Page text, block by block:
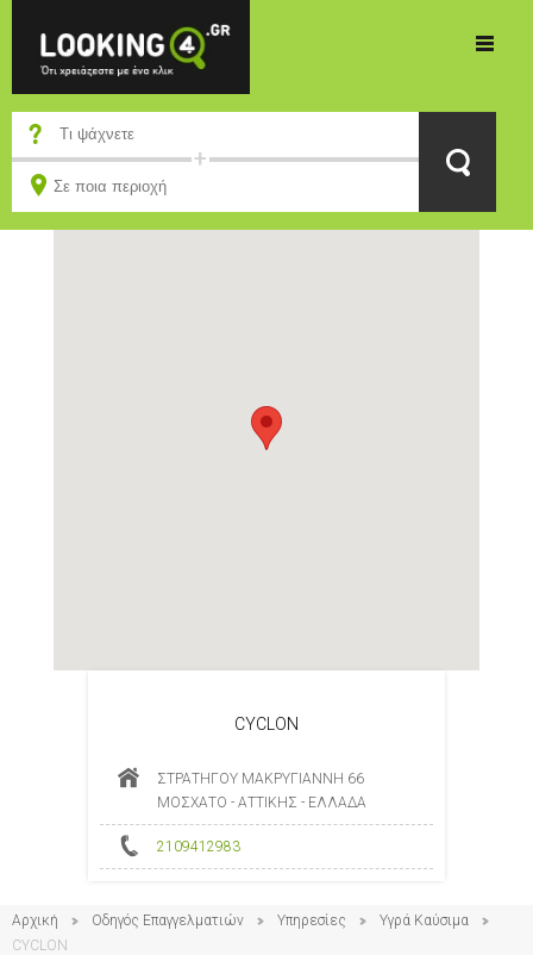
CYCLON
ΣΤΡΑΤΗΓΟΥ ΜΑΚΡΥΓΙΑΝΝΗ 66
ΜΟΣΧΑΤΟ - ΑΤΤΙΚΗΣ - ΕΛΛΑΔΑ
2109412983
Αρχική Οδηγός Επαγγελματιών Υπηρεσίες
Υγρά Καύσιμα
CYCLON